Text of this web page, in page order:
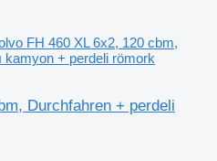
FH 460 XL 6x2, 120 cbm,
kamyon + perdeli römork
Durchfahren + perdeli